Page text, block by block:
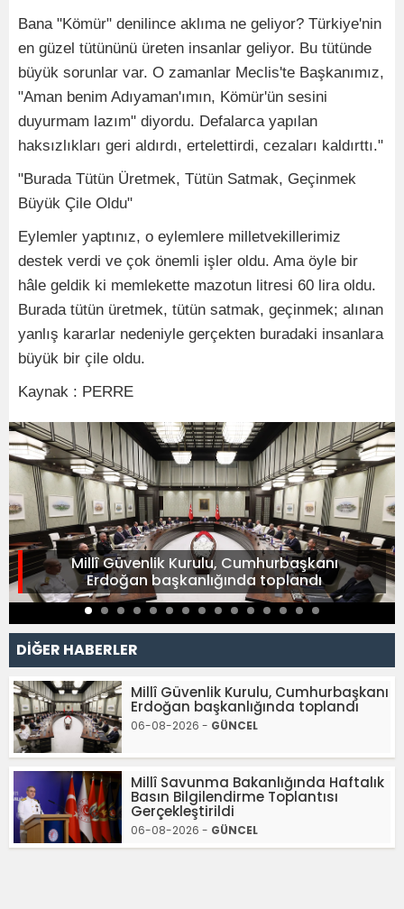
Bana "Kömür" denilince aklıma ne geliyor? Türkiye'nin
en güzel tütününü üreten insanlar geliyor. Bu tütünde
büyük sorunlar var. O zamanlar Meclis'te Başkanımız,
"Aman benim Adıyaman'ımın, Kömür'ün sesini
duyurmam lazım" diyordu. Defalarca yapılan
haksızlıkları geri aldırdı, ertelettirdi, cezaları kaldırttı."
"Burada Tütün Üretmek, Tütün Satmak, Geçinmek
Büyük Çile Oldu"
Eylemler yaptınız, o eylemlere milletvekillerimiz
destek verdi ve çok önemli işler oldu. Ama öyle bir
hâle geldik ki memlekette mazotun litresi 60 lira oldu.
Burada tütün üretmek, tütün satmak, geçinmek; alınan
yanlış kararlar nedeniyle gerçekten buradaki insanlara
büyük bir çile oldu.
Kaynak : PERRE
Millî Güvenlik Kurulu, Cumhurbaşkanı
Erdoğan başkanlığında toplandı
DİĞER HABERLER
Millî Güvenlik Kurulu, Cumhurbaşkanı
Erdoğan başkanlığında toplandı
06-08-2026 - GÜNCEL
Millî Savunma Bakanlığında Haftalık
Basın Bilgilendirme Toplantısı
Gerçekleştirildi
06-08-2026 - GÜNCEL